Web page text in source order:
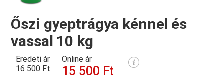
Őszi gyeptrágya kénnel és
vassal 10 kg
Eredeti ár
16 500 Ft
Online ár
15 500 Ft